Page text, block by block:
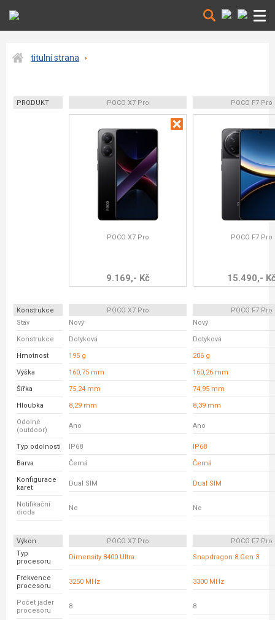
titulní strana
PRODUKT POCO X7 Pro POCO F7 Pro
POCO X7 Pro
9.169,- Kč
POCO F7 Pro
15.490,-
Konstrukce POCO X7 Pro
POCO F7 Pro
Stav
Nový Nový
Konstrukce Dotyková Dotyková
Hmotnost 195 g 206 g
Výška 160,75 mm 160,26 mm
Šířka 75,24 mm 74,95 mm
Hloubka 8,29 mm 8,39 mm
Odolné
(outdoor)
Ano Ano
Typ odolnosti IP68 IP68
Barva Černá Černá
Konfigurace
karet
Dual SIM Dual SIM
Notifikační
dioda
Ne Ne
Výkon POCO X7 Pro
POCO F7 Pro
Typ
procesoru
Dimensity 8400 Ultra Snapdragon 8 Gen 3
Frekvence
procesoru
3250 MHz 3300 MHz
Počet jader
procesoru
8 8